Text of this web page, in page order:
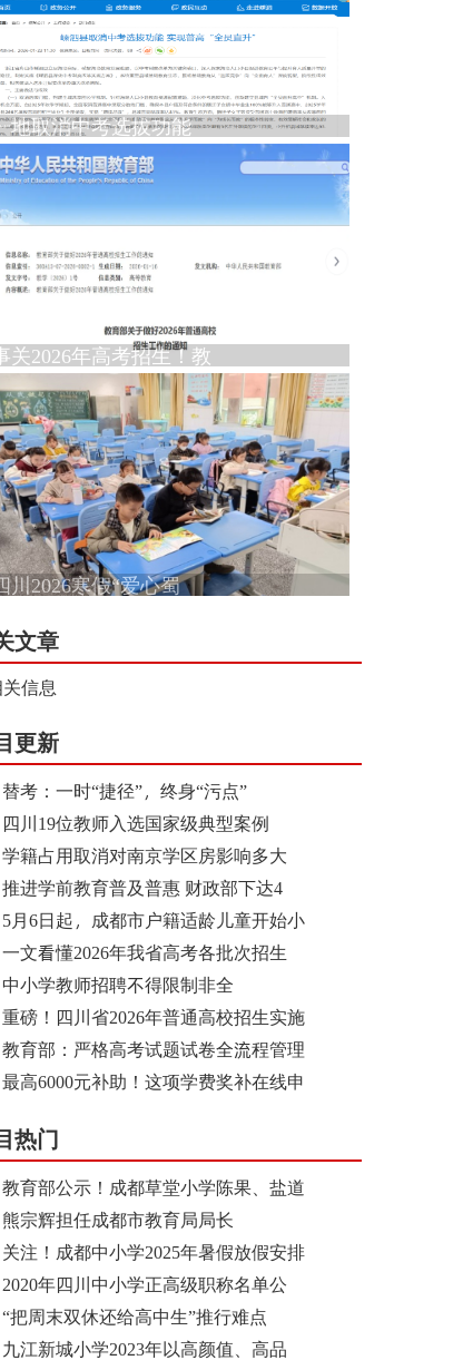
地取消中考选拔功能
关2026年高考招生！教
川2026寒假“爱心蜀
文章
信息
更新
替考：一时“捷径”，终身“污点”
四川19位教师入选国家级典型案例
学籍占用取消对南京学区房影响多大
推进学前教育普及普惠 财政部下达4
5月6日起，成都市户籍适龄儿童开始小
一文看懂2026年我省高考各批次招生
中小学教师招聘不得限制非全
重磅！四川省2026年普通高校招生实施
教育部：严格高考试题试卷全流程管理
最高6000元补助！这项学费奖补在线申
热门
教育部公示！成都草堂小学陈果、盐道
熊宗辉担任成都市教育局局长
关注！成都中小学2025年暑假放假安排
2020年四川中小学正高级职称名单公
“把周末双休还给高中生”推行难点
九江新城小学2023年以高颜值、高品